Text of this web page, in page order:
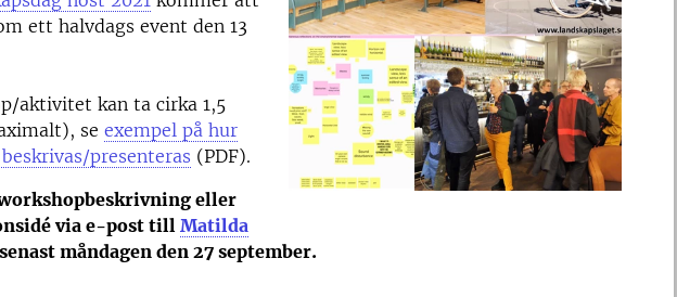
ett halvdags event den 13
aktivitet kan ta cirka 1,5
se exempel på hur
presenteras (PDF).
eller
via e-post till Matilda
måndagen den 27 september.